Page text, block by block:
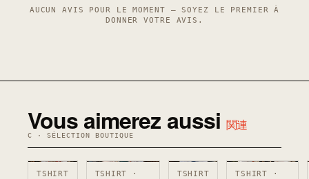
AUCUN AVIS POUR LE MOMENT — SOYEZ LE PREMIER À
DONNER VOTRE AVIS.
Vous aimerez aussi 関連
C · SÉLECTION BOUTIQUE
TSHIRT
TSHIRT ·
TSHIRT
TSHIRT ·